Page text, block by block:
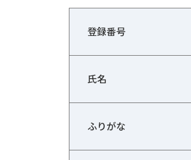
登録番号
氏名
ふりがな